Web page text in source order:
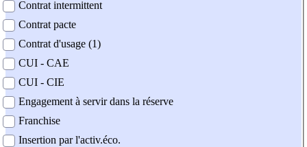
Contrat intermittent
Contrat pacte
Contrat d'usage (1)
CUI - CAE
CUI - CIE
Engagement à servir dans la réserve
Franchise
Insertion par l'activ.éco.